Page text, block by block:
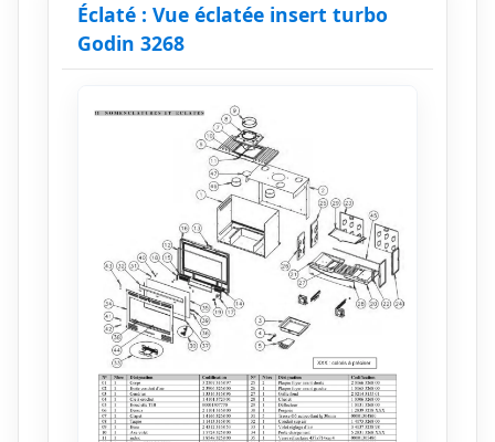
Éclaté : Vue éclatée insert turbo
Godin 3268